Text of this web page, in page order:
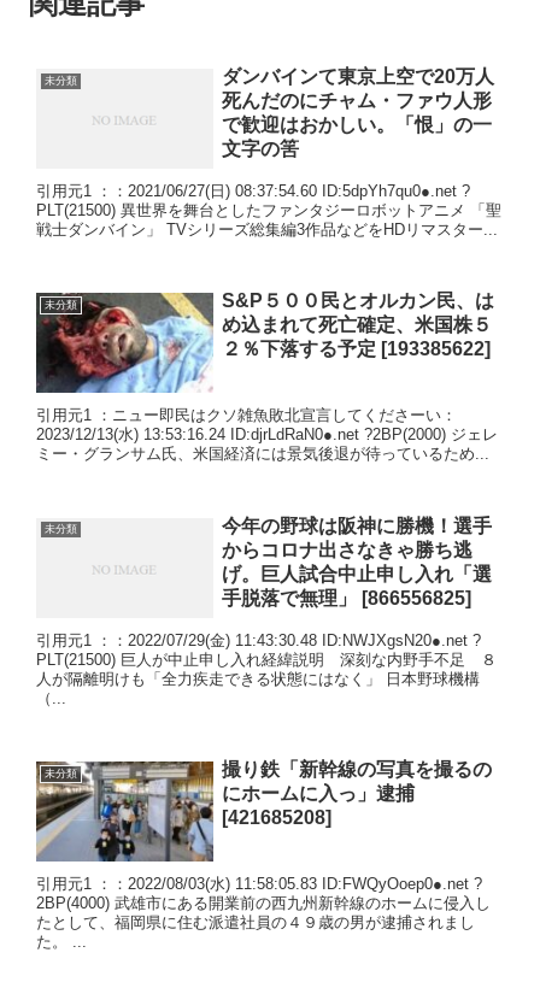
未分類
ダンバインて東京上空で20万人
死んだのにチャム・ファウ人形
で歓迎はおかしい。「恨」の一
文字の筈
引用元1 ：：2021/06/27(日) 08:37:54.60 ID:5dpYh7qu0●.net ?
PLT(21500) 異世界を舞台としたファンタジーロボットアニメ 「聖
戦士ダンバイン」 TVシリーズ総集編3作品などをHDリマスター...
未分類
S&P５００民とオルカン民、は
め込まれて死亡確定、米国株５
２％下落する予定 [193385622]
引用元1 ：ニュー即民はクソ雑魚敗北宣言してくださーい：
2023/12/13(水) 13:53:16.24 ID:djrLdRaN0●.net ?2BP(2000) ジェレ
ミー・グランサム氏、米国経済には景気後退が待っているため...
未分類
今年の野球は阪神に勝機！選手
からコロナ出さなきゃ勝ち逃
げ。巨人試合中止申し入れ「選
手脱落で無理」 [866556825]
引用元1 ：：2022/07/29(金) 11:43:30.48 ID:NWJXgsN20●.net ?
PLT(21500) 巨人が中止申し入れ経緯説明 深刻な内野手不足 ８
人が隔離明けも「全力疾走できる状態にはなく」 日本野球機構
（...
未分類
撮り鉄「新幹線の写真を撮るの
にホームに入っ」逮捕
[421685208]
引用元1 ：：2022/08/03(水) 11:58:05.83 ID:FWQyOoep0●.net ?
2BP(4000) 武雄市にある開業前の西九州新幹線のホームに侵入し
たとして、福岡県に住む派遣社員の４９歳の男が逮捕されまし
た。 ...